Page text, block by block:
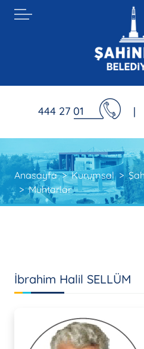
444 27 01 |
Anasayfa Kurumsal
Muhtarlar
İbrahim Halil SELLÜM